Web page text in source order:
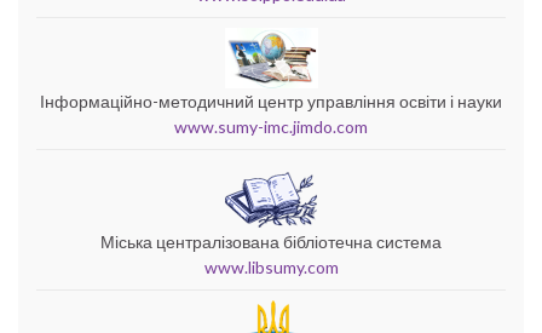
Інформаційно-методичний центр управління освіти і науки
www.sumy-imc.jimdo.com
Міська централізована бібліотечна система
www.libsumy.com